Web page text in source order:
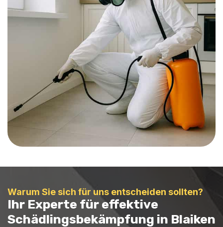
Warum Sie sich für uns entscheiden sollten?
Ihr Experte für effektive
Schädlingsbekämpfung in Blaiken